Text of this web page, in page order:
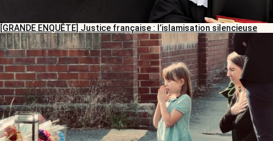
[GRANDE ENQUÊTE] Justice française : l’islamisation silencieuse